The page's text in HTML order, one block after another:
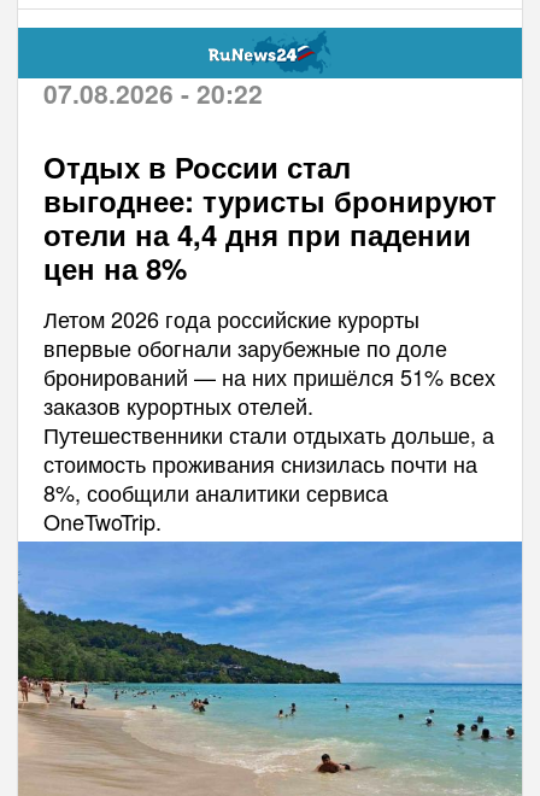
07.08.2026 - 20:22
Отдых в России стал
выгоднее: туристы бронируют
отели на 4,4 дня при падении
цен на 8%
Летом 2026 года российские курорты
впервые обогнали зарубежные по доле
бронирований — на них пришёлся 51% всех
заказов курортных отелей.
Путешественники стали отдыхать дольше, а
стоимость проживания снизилась почти на
8%, сообщили аналитики сервиса
OneTwoTrip.